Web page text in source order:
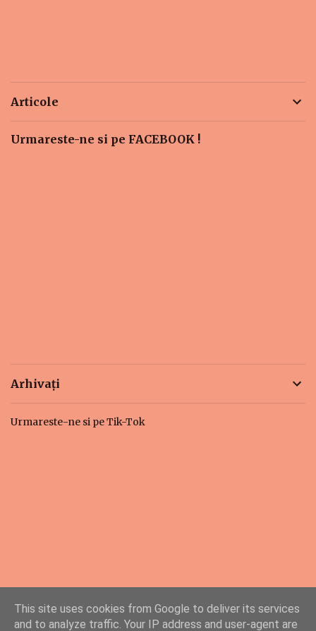
Articole
Urmareste-ne si pe FACEBOOK !
Arhivați
Urmareste-ne si pe Tik-Tok
This site uses cookies from Google to deliver its services
and to analyze traffic. Your IP address and user-agent are